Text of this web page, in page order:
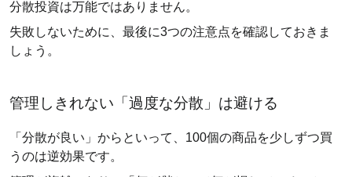
分散投資は万能ではありません。
失敗しないために、最後に3つの注意点を確認しておきま
しょう。
管理しきれない「過度な分散」は避ける
「分散が良い」からといって、100個の商品を少しずつ買
うのは逆効果です。